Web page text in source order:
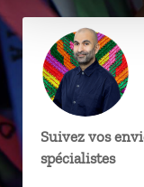
Suivez vos
spécialistes